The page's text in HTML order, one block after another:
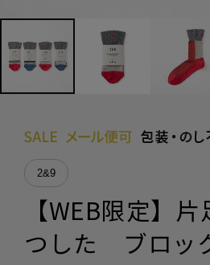
2&9
【WEB限定】
つした ブロッ